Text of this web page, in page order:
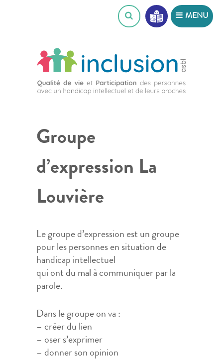
MENU
Groupe
d’expression La
Louvière
Le groupe d’expression est un groupe
pour les personnes en situation de
handicap intellectuel
qui ont du mal à communiquer par la
parole.
Dans le groupe on va :
– créer du lien
– oser s’exprimer
– donner son opinion